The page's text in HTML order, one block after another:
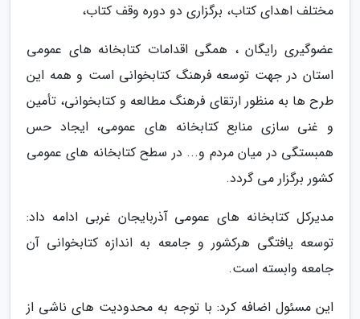
مختلف اهدای کتاب، برگزاری دو دوره وقف کتاب،
عضوگیری رایگان ، همگی اقدامات کتابخانه های عمومی
استان در جهت توسعه فرهنگ کتابخوانی است و همه این
طرح ها به منظور ارتقای فرهنگ مطالعه و کتابخوانی، تأمین
و غنی سازی منابع کتابخانه های عمومی، ایجاد حس
همبستگی در میان مردم و... در سطح کتابخانه های عمومی
کشور برگزار می گردد.
مدیرکل کتابخانه های عمومی آذربایجان غربی ادامه داد:
توسعه یافتگی هرکشور و جامعه به اندازه کتابخوانی آن
جامعه وابسته است.
این مسئول اضافه کرد: با توجه به محدودیت های ناشی از